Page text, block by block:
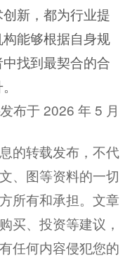
新，都为行业提
能够根据自身规
找到最契合的合
于 2026 年 5 月
的转载发布，不代
、图等资料的一切
所有和承担。文章
买、投资等建议，
任何内容侵犯您的